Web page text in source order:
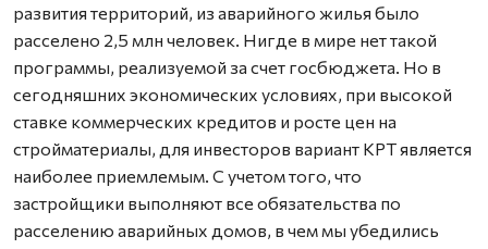
развития территорий, из аварийного жилья было
расселено 2,5 млн человек. Нигде в мире нет такой
программы, реализуемой за счет госбюджета. Но в
сегодняшних экономических условиях, при высокой
ставке коммерческих кредитов и росте цен на
стройматериалы, для инвесторов вариант КРТ является
наиболее приемлемым. С учетом того, что
застройщики выполняют все обязательства по
расселению аварийных домов, в чем мы убедились